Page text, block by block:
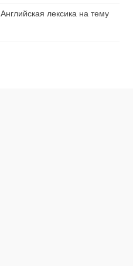
Английская лексика на тему